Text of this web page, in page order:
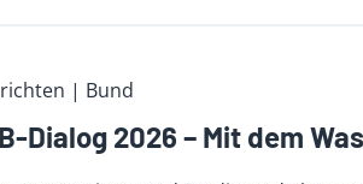
| Bund
Dialog 2026 – Mit dem